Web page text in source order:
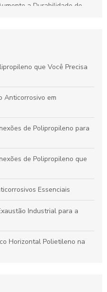
a Durabilidade de
Benefícios e Aplicações
para Projetos Sustentáveis
que Você Precisa
Anticorrosivo em
de Polipropileno para
de Polipropileno que
Essenciais
Industrial para a
Horizontal Polietileno na